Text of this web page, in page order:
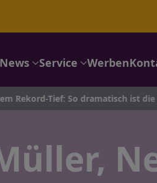
News Service Werben
So dramatisch ist die Lage jetzt